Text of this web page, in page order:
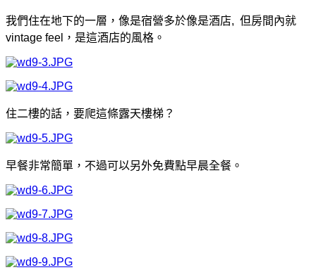
我們住在地下的一層，像是宿營多於像是酒店, 但房間內就
vintage feel，是這酒店的風格。
住二樓的話，要爬這條露天樓梯？
早餐非常簡單，不過可以另外免費點早晨全餐。